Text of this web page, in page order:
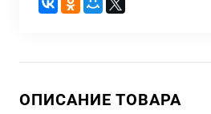
ОПИСАНИЕ ТОВАРА